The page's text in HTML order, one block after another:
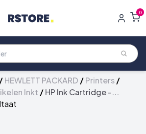
0
/HEWLETT PACKARD /Printers/
Inkt /HP Ink Cartridge -...